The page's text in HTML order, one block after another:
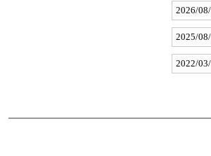
2026/
2025/
2022/